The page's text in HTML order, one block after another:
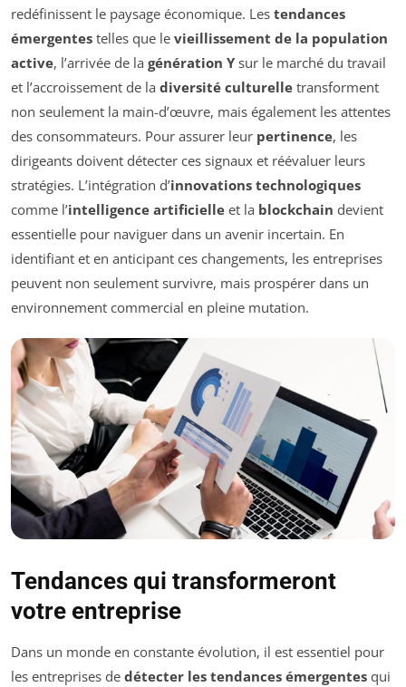
redéfinissent le paysage économique. Les tendances
émergentes telles que le vieillissement de la population
active, l’arrivée de la génération Y sur le marché du travail
et l’accroissement de la diversité culturelle transforment
non seulement la main-d’œuvre, mais également les attentes
des consommateurs. Pour assurer leur pertinence, les
dirigeants doivent détecter ces signaux et réévaluer leurs
stratégies. L’intégration d’innovations technologiques
comme l’intelligence artificielle et la blockchain devient
essentielle pour naviguer dans un avenir incertain. En
identifiant et en anticipant ces changements, les entreprises
peuvent non seulement survivre, mais prospérer dans un
environnement commercial en pleine mutation.
Tendances qui transformeront
votre entreprise
Dans un monde en constante évolution, il est essentiel pour
les entreprises de détecter les tendances émergentes qui